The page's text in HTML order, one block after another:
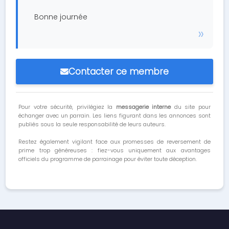
Bonne journée
Contacter ce membre
Pour votre sécurité, privilégiez la messagerie internedu site pour
échanger avec un parrain. Les liens figurant dans les annonces sont
publiés sous la seule responsabilité de leurs auteurs.
Restez également vigilant face aux promesses de reversement de
prime trop généreuses : fiez-vous uniquement aux avantages
officiels du programme de parrainage pour éviter toute déception.